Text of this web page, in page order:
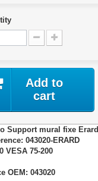
Add to
cart
Support mural fixe Erard
043020-ERARD
VESA 75-200
OEM: 043020